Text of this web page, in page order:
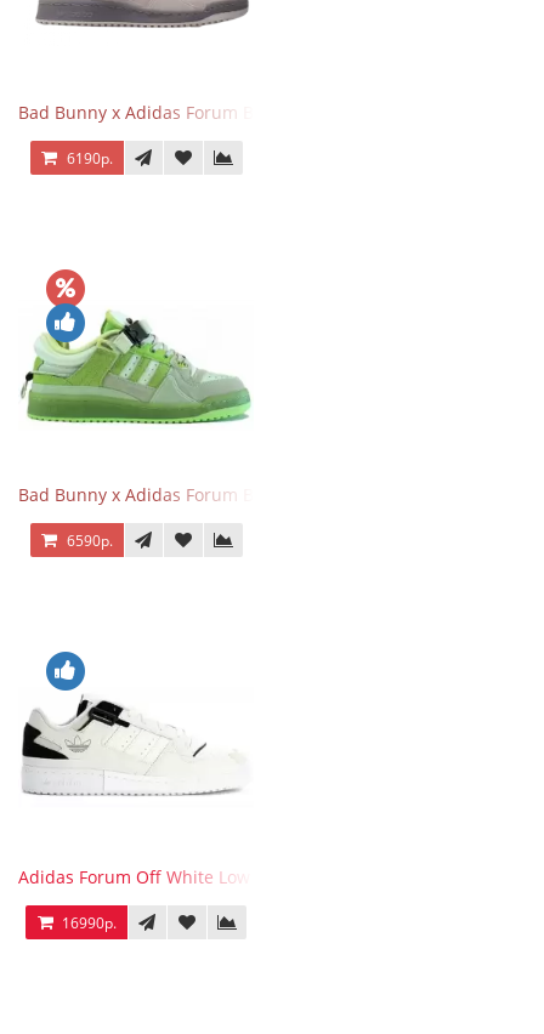
Bad Bunny x Adidas Forum Buckle Low Gray
6190р.
Bad Bunny x Adidas Forum Buckle Low Fluorescent Green
6590р.
Adidas Forum Off White Low White Black
16990р.